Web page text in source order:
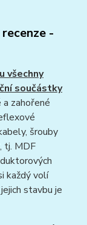
-
všechny
součástky
zahořené
šrouby
, tj. MDF
každý volí
stavbu je